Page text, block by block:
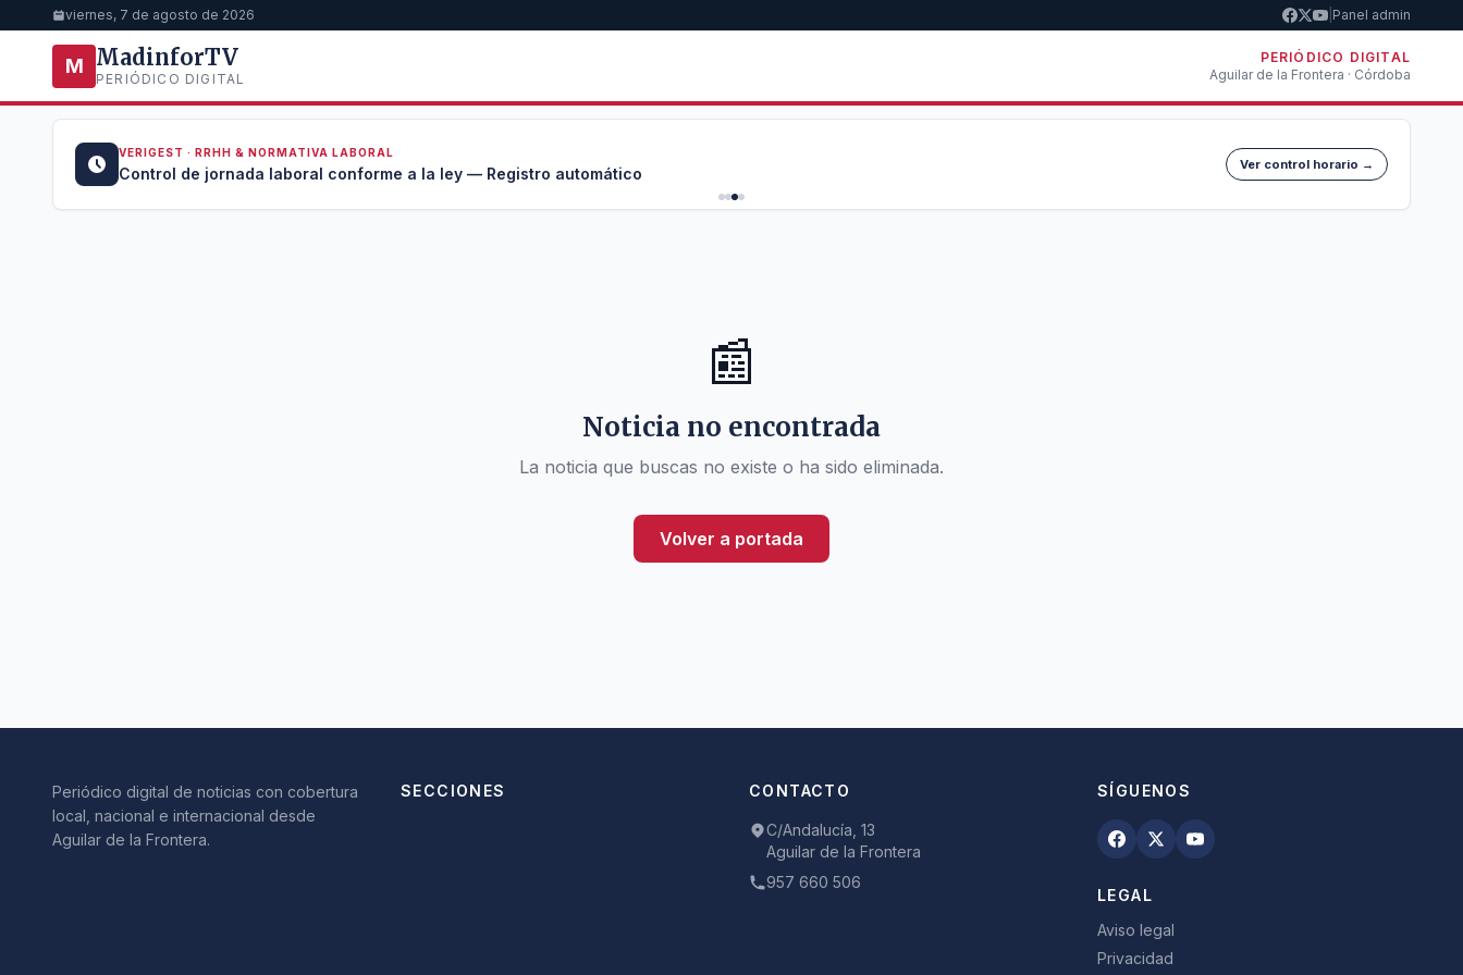
viernes, 7 de agosto de 2026 Panel admin
M MadinforTV
PERIÓDICO DIGITAL
PERIÓDICO DIGITAL
Aguilar de la Frontera · Córdoba
VERIGEST · RRHH & NORMATIVA LABORAL
Control de jornada laboral conforme a la ley — Registro automático Ver control horario →
📰
Noticia no encontrada
La noticia que buscas no existe o ha sido eliminada.
Volver a portada
Periódico digital de noticias con cobertura
local, nacional e internacional desde
Aguilar de la Frontera.
SECCIONES CONTACTO
C/Andalucía, 13
Aguilar de la Frontera
957 660 506
SÍGUENOS
LEGAL
Aviso legal
Privacidad